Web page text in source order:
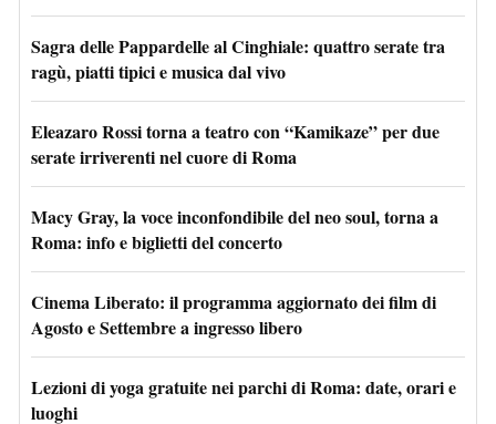
Sagra delle Pappardelle al Cinghiale: quattro serate tra
ragù, piatti tipici e musica dal vivo
Eleazaro Rossi torna a teatro con “Kamikaze” per due
serate irriverenti nel cuore di Roma
Macy Gray, la voce inconfondibile del neo soul, torna a
Roma: info e biglietti del concerto
Cinema Liberato: il programma aggiornato dei film di
Agosto e Settembre a ingresso libero
Lezioni di yoga gratuite nei parchi di Roma: date, orari e
luoghi